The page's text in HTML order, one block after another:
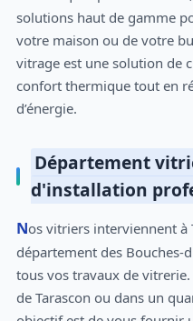
solutions haut de gamme
votre maison ou de votre
vitrage est une solution de
confort thermique tout en
d’énergie.
Département
d'installation
Nos vitriers interviennent à Tarascon et dans tout le
département des Bouches-
tous vos travaux de
de Tarascon ou dans un